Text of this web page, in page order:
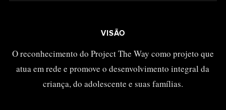
VISÃO
O reconhecimento do Project The Way como projeto que
atua em rede e promove o desenvolvimento integral da
criança, do adolescente e suas famílias.